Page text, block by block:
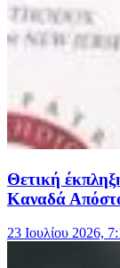
Θετική
Καναδά
23 Ιουλίου 2026,